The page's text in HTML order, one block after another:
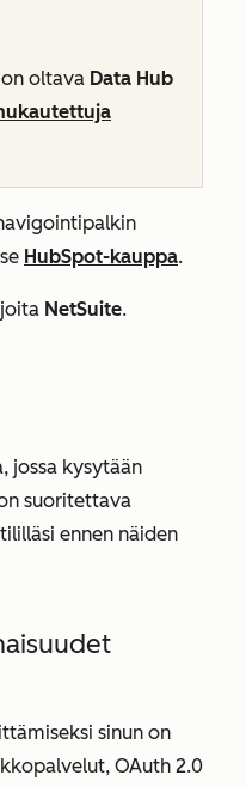
oltava Data Hub
HubSpot-kauppa.
NetSuite.
jossa kysytään
suoritettava
ennen näiden
sinun on
OAuth 2.0